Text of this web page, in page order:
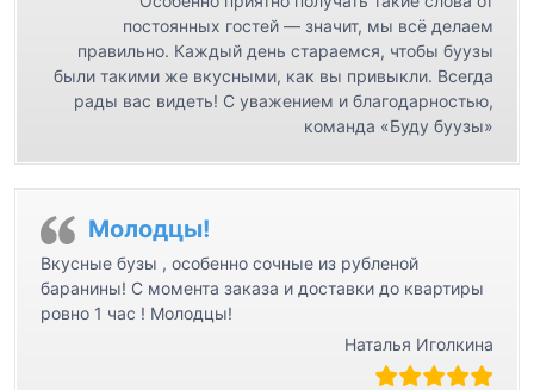
постоянных гостей — значит, мы всё делаем
правильно. Каждый день стараемся, чтобы буузы
были такими же вкусными, как вы привыкли. Всегда
рады вас видеть! С уважением и благодарностью,
команда «Буду буузы»
Молодцы!
Вкусные бузы , особенно сочные из рубленой
баранины! С момента заказа и доставки до квартиры
ровно 1 час ! Молодцы!
Наталья Иголкина